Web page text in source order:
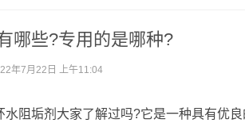
哪些?专用的是哪种?
年7月22日 上午11:04
阻垢剂大家了解过吗?它是一种具有优